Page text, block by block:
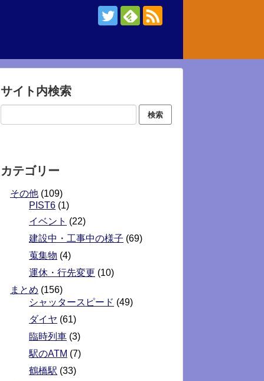
サイト内検索
カテゴリー
その他 (109)
PIST6 (1)
イベント (22)
建設中・工事中の様子 (69)
蒐集物 (4)
運休・行先変更 (10)
まとめ (156)
シャッタースピード (49)
ダイヤ (61)
臨時列車 (3)
駅のATM (7)
鶴橋駅 (33)